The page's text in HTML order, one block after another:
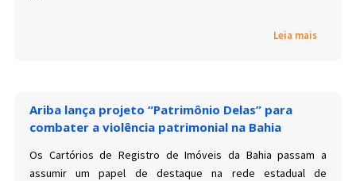
Leia mais
Ariba lança projeto “Patrimônio Delas” para
combater a violência patrimonial na Bahia
Os Cartórios de Registro de Imóveis da Bahia passam a
assumir um papel de destaque na rede estadual de